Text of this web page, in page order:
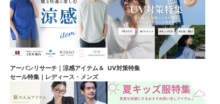
アーバンリサーチ｜涼感アイテム＆
セール特集｜レディース・メンズ
UV対策特集